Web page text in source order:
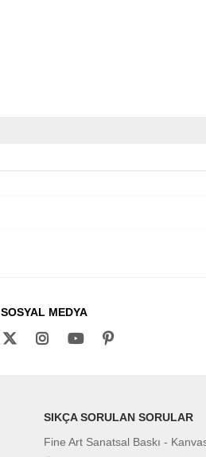
SOSYAL MEDYA
SIKÇA SORULAN SORULAR
Fine Art Sanatsal Baskı -